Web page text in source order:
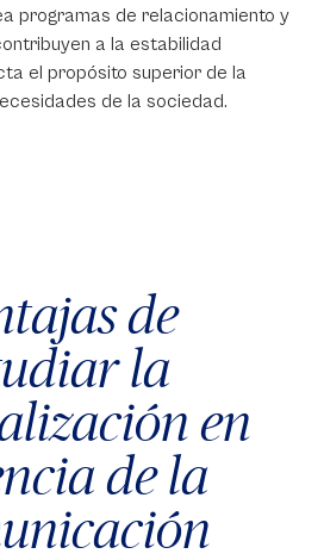
programas de relacionamiento y
a la estabilidad
el propósito superior de la
de la sociedad.
de
la
en
de la